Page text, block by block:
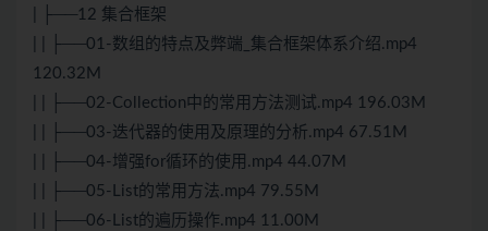
| ├──12 集合框架
| | ├──01-数组的特点及弊端_集合框架体系介绍.mp4
120.32M
| | ├──02-Collection中的常用方法测试.mp4 196.03M
| | ├──03-迭代器的使用及原理的分析.mp4 67.51M
| | ├──04-增强for循环的使用.mp4 44.07M
| | ├──05-List的常用方法.mp4 79.55M
| | ├──06-List的遍历操作.mp4 11.00M